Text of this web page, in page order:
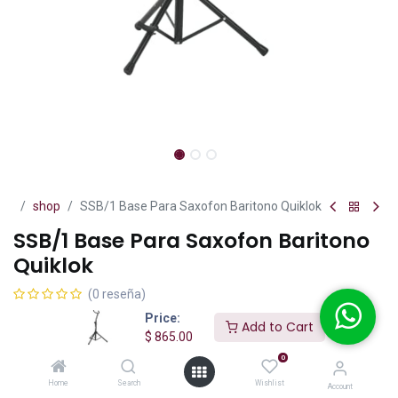
Price:
$ 865.00
Add to Cart
Home Search
0
Wishlist Account
shop SSB/1 Base Para Saxofon Baritono Quiklok
SSB/1 Base Para Saxofon Baritono
Quiklok
(0 reseña)
La Quiklok SSB/1 es una base profesional para saxofón barítono
diseñada para brindar máxima estabilidad, seguridad y protección
al instrumento.
865.00